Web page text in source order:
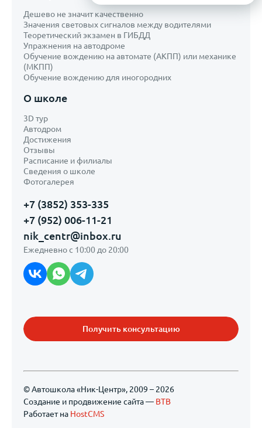
+7 (3852) 353-335
+7 (952) 006-11-21
nik_centr@inbox.ru
Ежедневно с 10:00 до 20:00
Дешево не значит качественно
Значения световых сигналов между водителями
Теоретический экзамен в ГИБДД
Упражнения на автодроме
Обучение вождению на автомате (АКПП) или механике
(МКПП)
Обучение вождению для иногородних
О школе
3D тур
Автодром
Достижения
Отзывы
Расписание и филиалы
Сведения о школе
Фотогалерея
Получить консультацию
© Автошкола «Ник-Центр», 2009 – 2026
Создание и продвижение сайта — BTB
Работает на HostCMS